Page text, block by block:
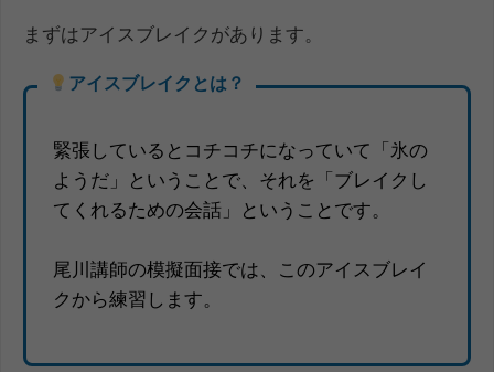
まずはアイスブレイクがあります。
アイスブレイクとは？
緊張しているとコチコチになっていて「氷の
ようだ」ということで、それを「ブレイクし
てくれるための会話」ということです。
尾川講師の模擬面接では、このアイスブレイ
クから練習します。